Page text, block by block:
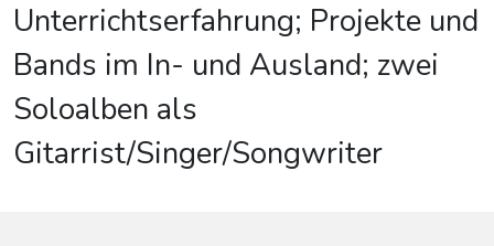
Unterrichtserfahrung; Projekte und
Bands im In- und Ausland; zwei
Soloalben als
Gitarrist/Singer/Songwriter